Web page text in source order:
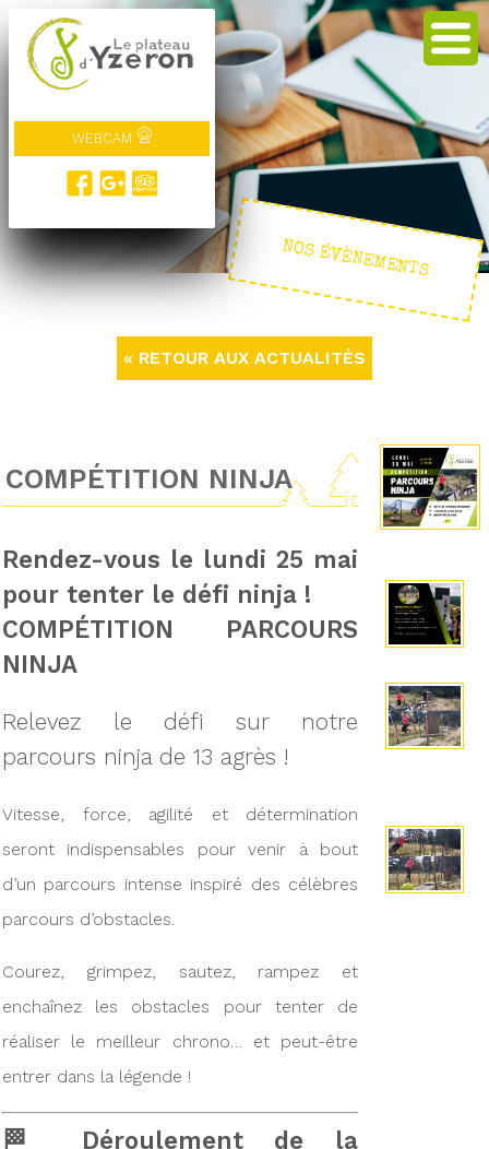
WEBCAM
NOS ÉVÈNEMENTS
« RETOUR AUX ACTUALITÉS
COMPÉTITION NINJA
Rendez-vous le lundi 25 mai
pour tenter le défi ninja !
COMPÉTITION PARCOURS
NINJA
Relevez le défi sur notre
parcours ninja de 13 agrès !
Vitesse, force, agilité et détermination
seront indispensables pour venir à bout
d’un parcours intense inspiré des célèbres
parcours d’obstacles.
Courez, grimpez, sautez, rampez et
enchaînez les obstacles pour tenter de
réaliser le meilleur chrono… et peut-être
entrer dans la légende !
🏁 Déroulement de la